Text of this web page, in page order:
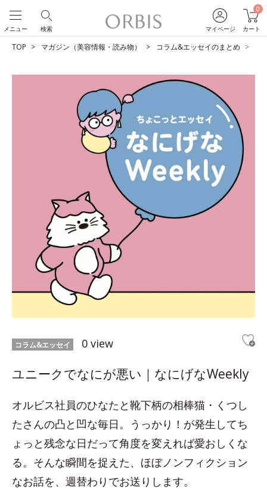
マイページ
0
カート
検索
メニュー
TOP マガジン（美容情報・読み物） コラム&エッセイのまとめ
コラム&エッセイ 0 view
ユニークでなにが悪い｜なにげなWeekly
オルビス社員のひなたと靴下柄の相棒猫・くつし
たさんの凸と凹な毎日。うっかり！が発生してち
ょっと残念な日だって角度を変えれば愛おしくな
る。そんな瞬間を捉えた、ほぼノンフィクション
なお話を、週替わりでお送りします。